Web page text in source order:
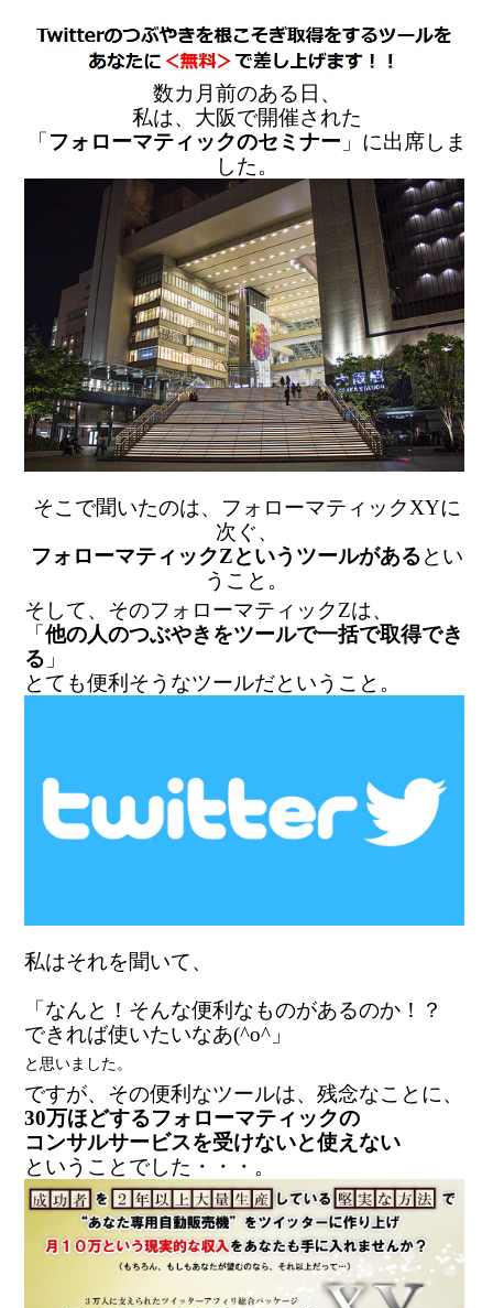
数カ月前のある日、
私は、大阪で開催された
「 フォローマティックのセミナー 」に出席しま
した。
そこで聞いたのは、フォローマティックXYに
次ぐ、
フォローマティックZというツールがあるとい
うこと。
そして、そのフォローマティックZは、
「他の人のつぶやきをツールで一括で取得でき
る 」
とても便利そうなツールだということ。
私はそれを聞いて、
「なんと！そんな便利なものがあるのか！？
できれば使いたいなあ(^o^」
と思いました。
ですが、その便利なツールは、残念なことに、
30万ほどするフォローマティックの
コンサルサービスを受けないと使えない
ということでした・・・。